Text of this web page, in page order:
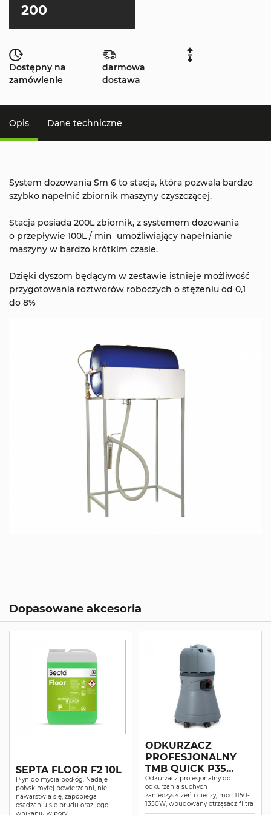
200
Dostępny na
zamówienie
darmowa
dostawa
Opis Dane techniczne
System dozowania Sm 6 to stacja, która pozwala bardzo
szybko napełnić zbiornik maszyny czyszczącej.
Stacja posiada 200L zbiornik, z systemem dozowania
o przepływie 100L / min umożliwiający napełnianie
maszyny w bardzo krótkim czasie.
Dzięki dyszom będącym w zestawie istnieje możliwość
przygotowania roztworów roboczych o stężeniu od 0,1
do 8%
Dopasowane akcesoria
SEPTA FLOOR F2 10L
Płyn do mycia podłóg. Nadaje
połysk mytej powierzchni, nie
nawarstwia się, zapobiega
osadzaniu się brudu oraz jego
ODKURZACZ
PROFESJONALNY
TMB QUICK P35
SUCHO-MOKRO
Odkurzacz profesjonalny do
odkurzania suchych
zanieczyszczeń i cieczy, moc 1150-
1350W, wbudowany otrząsacz filtra